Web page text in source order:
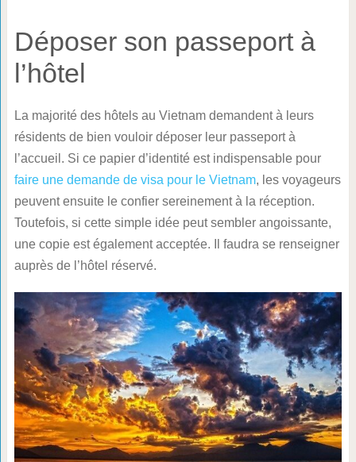
Déposer son passeport à
l’hôtel
La majorité des hôtels au Vietnam demandent à leurs
résidents de bien vouloir déposer leur passeport à
l’accueil. Si ce papier d’identité est indispensable pour
faire une demande de visa pour le Vietnam, les voyageurs
peuvent ensuite le confier sereinement à la réception.
Toutefois, si cette simple idée peut sembler angoissante,
une copie est également acceptée. Il faudra se renseigner
auprès de l’hôtel réservé.